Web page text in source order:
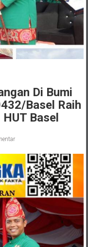
Di Bumi
Basel Raih
Basel